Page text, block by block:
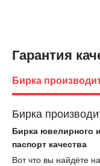
Гарантия
Бирка
Бирка
Бирка ювелирного
паспорт качества
Вот что вы найдёте